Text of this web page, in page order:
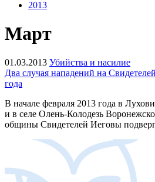
2013
Март
01.03.2013 Убийства и насилие
Два случая нападений на
года
В начале февраля 2013 года в
и в селе Олень-Колодезь
общины Свидетелей Иеговы